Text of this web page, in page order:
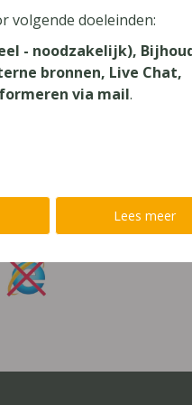
account
,K3000,SprintPlus,
volgende doeleinden:
- noodzakelijk),
bronnen, Live Chat,
via mail.
Lees meer